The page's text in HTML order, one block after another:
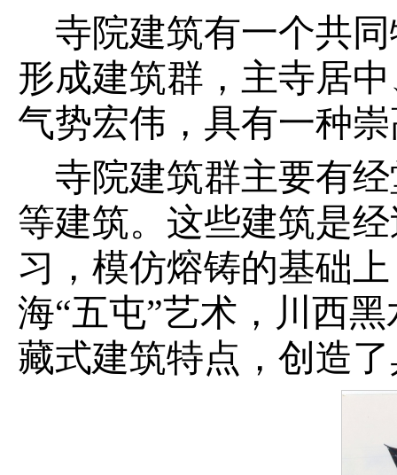
寺院建筑有一个共
形成建筑群，主寺居
气势宏伟，具有一种
寺院建筑群主要有
等建筑。这些建筑是
习，模仿熔铸的基础
海“五屯”艺术，川西
藏式建筑特点，创造